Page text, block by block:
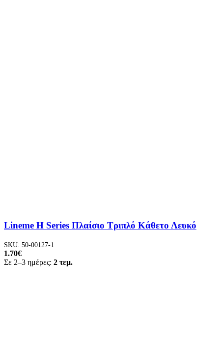
Lineme H Series Πλαίσιο Τριπλό Κάθετο Λευκό
SKU: 50-00127-1
1.70€
Σε 2–3 ημέρες: 2 τεμ.